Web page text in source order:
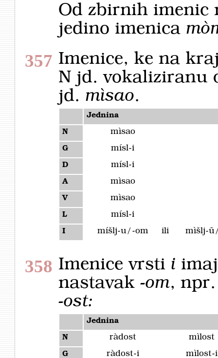
Od zbirnih imenic
jedino imenica
357 Imenice, ke na
N jd. vokaliziranu
jd. mìsao.
Jednina
N
mìsao
G mísl-i
D mísl-i
A mìsao
V mìsao
L mísl-i
I míšlj-u/-om ili mìšlj-
358 Imenice vrsti i
nastavak -om,
-ost:
Jednina
N
ràdost mìlost
G ràdost-i mìlost-i